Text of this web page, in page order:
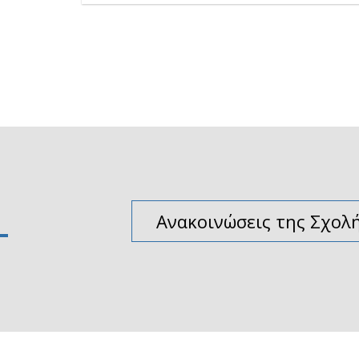
Ανακοινώσεις της